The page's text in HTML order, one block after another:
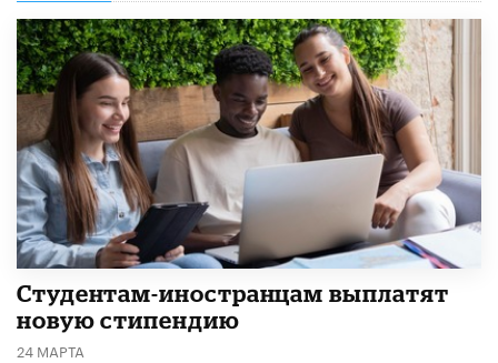
Студентам-иностранцам выплатят
новую стипендию
24 МАРТА